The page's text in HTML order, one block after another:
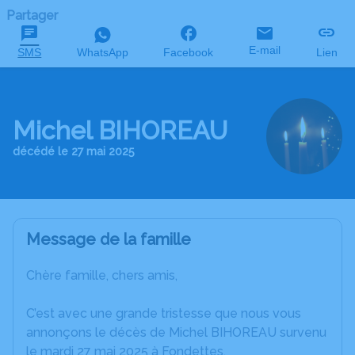
Partager
SMS WhatsApp Facebook E-mail Lien
Michel BIHOREAU
décédé le 27 mai 2025
Message de la famille
Chère famille, chers amis,
C’est avec une grande tristesse que nous vous
annonçons le décès de Michel BIHOREAU survenu
le mardi 27 mai 2025 à Fondettes.